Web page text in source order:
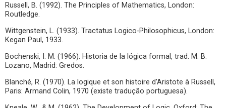
Russell, B. (1992). The Principles of Mathematics, London:
Routledge.
Wittgenstein, L. (1933). Tractatus Logico-Philosophicus, London:
Kegan Paul, 1933.
Bochenski, I. M. (1966). Historia de la lógica formal, trad. M. B.
Lozano, Madrid: Gredos.
Blanché, R. (1970). La logique et son histoire d’Aristote à Russell,
Paris: Armand Colin, 1970 (existe tradução portuguesa).